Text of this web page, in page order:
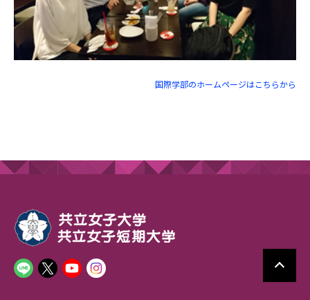
国際学部のホームページはこちらから